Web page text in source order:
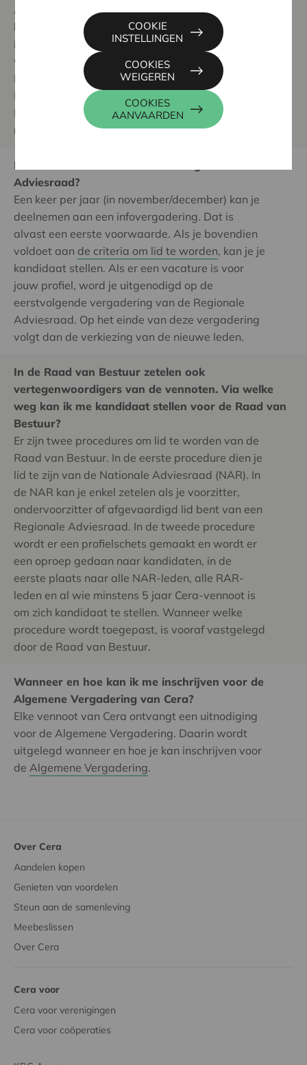
Als lid van een Regionale Adviesraad kan je mee
beslissen over de steunaanvragen die worden
ingediend door organisaties voor de realisatie
van een concreet project. Je kan ook - via de
Nationale Adviesraad - doorgroeien vanuit de
Regionale Adviesraad naar de Raad van
Bestuur, en daar mee beslissen op het hoogste
niveau.
Hoe kan ik lid worden van een Regionale
Adviesraad?
Een keer per jaar (in november/december) kan je
deelnemen aan een infovergadering. Dat is
alvast een eerste voorwaarde. Als je bovendien
voldoet aan de criteria om lid te worden, kan je je
kandidaat stellen. Als er een vacature is voor
jouw profiel, word je uitgenodigd op de
eerstvolgende vergadering van de Regionale
Adviesraad. Op het einde van deze vergadering
volgt dan de verkiezing van de nieuwe leden.
In de Raad van Bestuur zetelen ook
vertegenwoordigers van de vennoten. Via welke
weg kan ik me kandidaat stellen voor de Raad van
Bestuur?
Er zijn twee procedures om lid te worden van de
Raad van Bestuur. In de eerste procedure dien je
lid te zijn van de Nationale Adviesraad (NAR). In
de NAR kan je enkel zetelen als je voorzitter,
ondervoorzitter of afgevaardigd lid bent van een
Regionale Adviesraad. In de tweede procedure
wordt er een profielschets gemaakt en wordt er
een oproep gedaan naar kandidaten, in de
eerste plaats naar alle NAR-leden, alle RAR-
leden en al wie minstens 5 jaar Cera-vennoot is
om zich kandidaat te stellen. Wanneer welke
procedure wordt toegepast, is vooraf vastgelegd
door de Raad van Bestuur.
Wanneer en hoe kan ik me inschrijven voor de
Algemene Vergadering van Cera?
Elke vennoot van Cera ontvangt een uitnodiging
voor de Algemene Vergadering. Daarin wordt
uitgelegd wanneer en hoe je kan inschrijven voor
de Algemene Vergadering.
Over Cera
Aandelen kopen
Genieten van voordelen
Steun aan de samenleving
Meebeslissen
Over Cera
Cera voor
Cera voor verenigingen
Cera voor coöperaties
COOKIES
AANVAARDEN
COOKIES
WEIGEREN
COOKIE
INSTELLINGEN